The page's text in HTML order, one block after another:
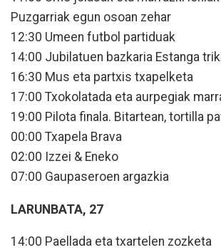
Puzgarriak egun osoan zehar
12:30 Umeen futbol partiduak
14:00 Jubilatuen bazkaria Estanga
16:30 Mus eta partxis txapelketa
17:00 Txokolatada eta aurpegiak
19:00 Pilota finala. Bitartean, tortilla
00:00 Txapela Brava
02:00 Izzei & Eneko
07:00 Gaupaseroen argazkia
LARUNBATA, 27
14:00 Paellada eta txartelen zozketa